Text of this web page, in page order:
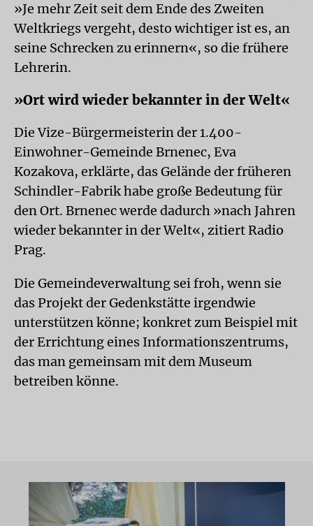
»Je mehr Zeit seit dem Ende des Zweiten
Weltkriegs vergeht, desto wichtiger ist es, an
seine Schrecken zu erinnern«, so die frühere
Lehrerin.
»Ort wird wieder bekannter in der Welt«
Die Vize-Bürgermeisterin der 1.400-
Einwohner-Gemeinde Brnenec, Eva
Kozakova, erklärte, das Gelände der früheren
Schindler-Fabrik habe große Bedeutung für
den Ort. Brnenec werde dadurch »nach Jahren
wieder bekannter in der Welt«, zitiert Radio
Prag.
Die Gemeindeverwaltung sei froh, wenn sie
das Projekt der Gedenkstätte irgendwie
unterstützen könne; konkret zum Beispiel mit
der Errichtung eines Informationszentrums,
das man gemeinsam mit dem Museum
betreiben könne.